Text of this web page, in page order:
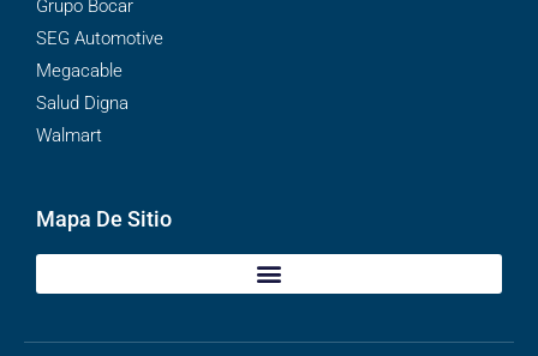
Grupo Bocar
SEG Automotive
Megacable
Salud Digna
Walmart
Mapa De Sitio